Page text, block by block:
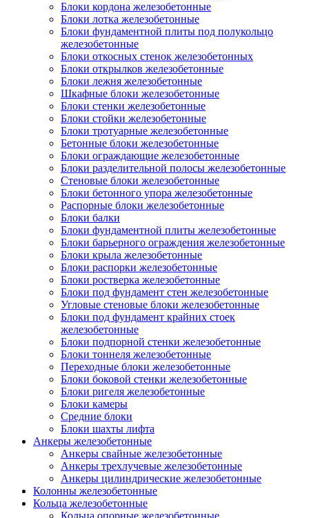
Блоки кордона железобетонные
Блоки лотка железобетонные
Блоки фундаментной плиты под полукольцо
железобетонные
Блоки откосных стенок железобетонных
Блоки открылков железобетонные
Блоки лежня железобетонные
Шкафные блоки железобетонные
Блоки стенки железобетонные
Блоки стойки железобетонные
Блоки тротуарные железобетонные
Бетонные блоки железобетонные
Блоки ограждающие железобетонные
Блоки разделительной полосы железобетонные
Стеновые блоки железобетонные
Блоки бетонного упора железобетонные
Распорные блоки железобетонные
Блоки балки
Блоки фундаментной плиты железобетонные
Блоки барьерного ограждения железобетонные
Блоки крыла железобетонные
Блоки распорки железобетонные
Блоки ростверка железобетонные
Блоки под фундамент стен железобетонные
Угловые стеновые блоки железобетонные
Блоки под фундамент крайних стоек
железобетонные
Блоки подпорной стенки железобетонные
Блоки тоннеля железобетонные
Переходные блоки железобетонные
Блоки боковой стенки железобетонные
Блоки ригеля железобетонные
Блоки камеры
Средние блоки
Блоки шахты лифта
Анкеры железобетонные
Анкеры свайные железобетонные
Анкеры трехлучевые железобетонные
Анкеры цилиндрические железобетонные
Колонны железобетонные
Кольца железобетонные
Кольца опорные железобетонные